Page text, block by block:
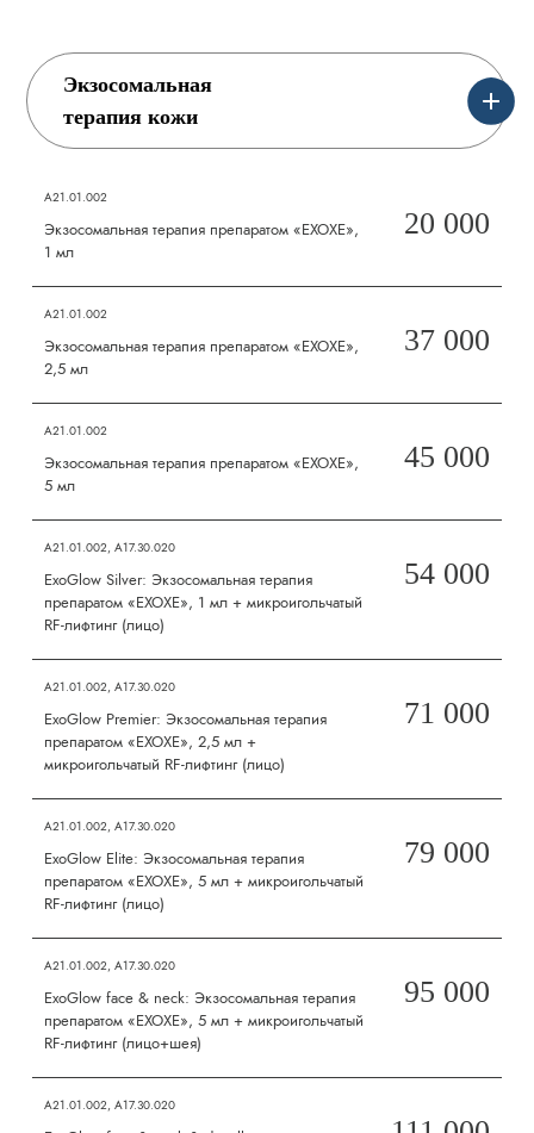
Экзосомальная
терапия кожи
A21.01.002
Экзосомальная терапия препаратом «EXOXE»,
1 мл
20 000
A21.01.002
Экзосомальная терапия препаратом «EXOXE»,
2,5 мл
37 000
A21.01.002
Экзосомальная терапия препаратом «EXOXE»,
5 мл
45 000
A21.01.002, А17.30.020
ExoGlow Silver: Экзосомальная терапия
препаратом «EXOXE», 1 мл + микроигольчатый
RF-лифтинг (лицо)
54 000
A21.01.002, А17.30.020
ExoGlow Premier: Экзосомальная терапия
препаратом «EXOXE», 2,5 мл +
микроигольчатый RF-лифтинг (лицо)
71 000
A21.01.002, А17.30.020
ExoGlow Elite: Экзосомальная терапия
препаратом «EXOXE», 5 мл + микроигольчатый
RF-лифтинг (лицо)
79 000
A21.01.002, А17.30.020
ExoGlow face & neck: Экзосомальная терапия
препаратом «EXOXE», 5 мл + микроигольчатый
RF-лифтинг (лицо+шея)
95 000
A21.01.002, А17.30.020